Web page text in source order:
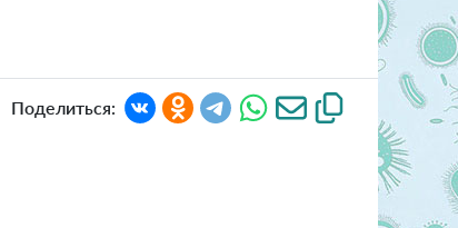
Поделиться: